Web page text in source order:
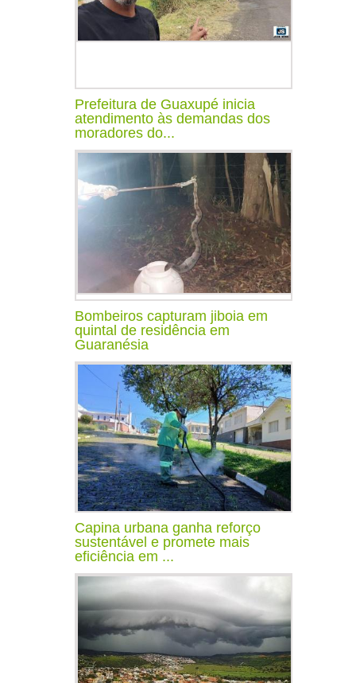
Prefeitura de Guaxupé inicia
atendimento às demandas dos
moradores do...
Bombeiros capturam jiboia em
quintal de residência em
Guaranésia
Capina urbana ganha reforço
sustentável e promete mais
eficiência em ...